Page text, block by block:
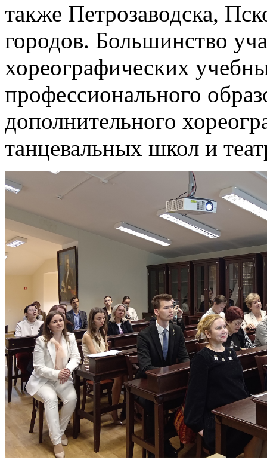
также Петрозаводска,
городов. Большинство
хореографических
профессионального
дополнительного
танцевальных школ и